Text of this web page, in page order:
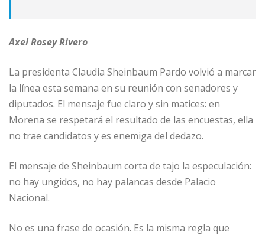
Axel Rosey Rivero
La presidenta Claudia Sheinbaum Pardo volvió a marcar
la línea esta semana en su reunión con senadores y
diputados. El mensaje fue claro y sin matices: en
Morena se respetará el resultado de las encuestas, ella
no trae candidatos y es enemiga del dedazo.
El mensaje de Sheinbaum corta de tajo la especulación:
no hay ungidos, no hay palancas desde Palacio
Nacional.
No es una frase de ocasión. Es la misma regla que